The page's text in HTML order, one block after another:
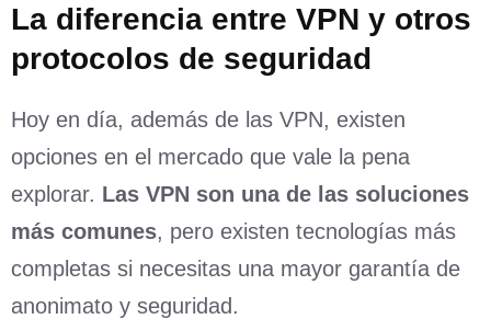
La diferencia entre VPN y otros
protocolos de seguridad
Hoy en día, además de las VPN, existen
opciones en el mercado que vale la pena
explorar. Las VPN son una de las soluciones
más comunes, pero existen tecnologías más
completas si necesitas una mayor garantía de
anonimato y seguridad.